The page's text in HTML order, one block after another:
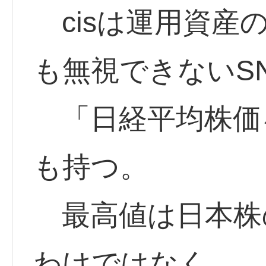
cisは運用資産
も無視できない
「日経平均株価
も持つ。
最高値は日本